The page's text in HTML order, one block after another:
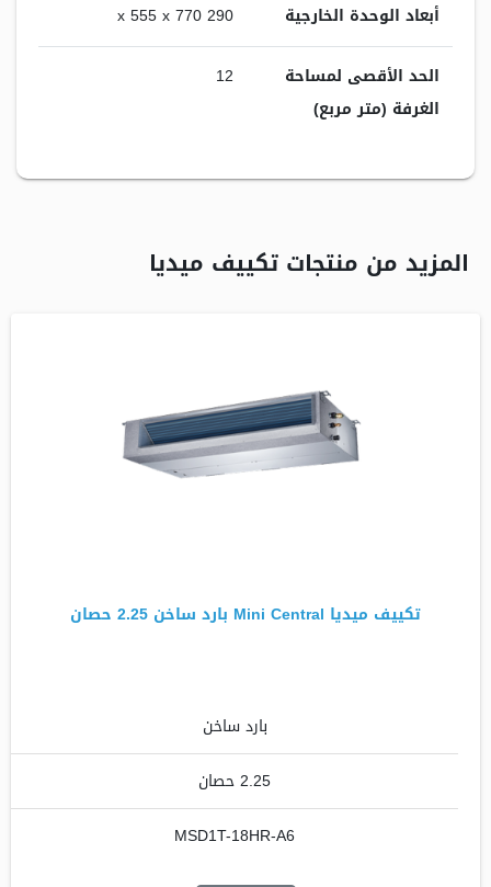
أبعاد الوحدة الخارجية 290 x 555 x 770
الحد الأقصى لمساحة
الغرفة (متر مربع)
12
المزيد من منتجات تكييف ميديا
تكييف ميديا Mini Central بارد ساخن 2.25 حصان
بارد ساخن
2.25 حصان
MSD1T-18HR-A6